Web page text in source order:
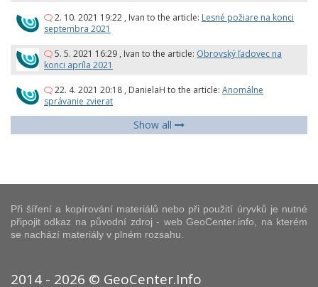
2. 10. 2021 19:22 , Ivan to the article: Lesné požiare na konci
septembra 2021
5. 5. 2021 16:29 , Ivan to the article: Obrovský ľadovec na
konci apríla 2021
22. 4. 2021 20:18 , DanielaH to the article: Anomálne
správanie zvierat
Show all
Při šíření a kopírování materiálů nebo při použití úryvků je nutné
připojit odkaz na původní zdroj - web GeoCenter.info, na kterém
se nachází materiály v plném rozsahu.
2014 - 2026 © GeoCenter.Info